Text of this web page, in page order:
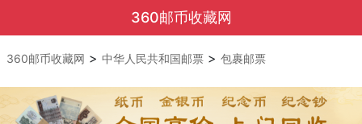
360邮币收藏网
360邮币收藏网 > 中华人民共和国邮票 > 包裹邮票